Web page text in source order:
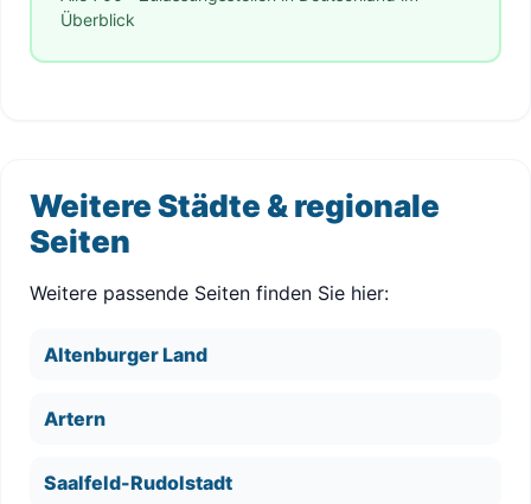
Überblick
Weitere Städte & regionale
Seiten
Weitere passende Seiten finden Sie hier:
Altenburger Land
Artern
Saalfeld-Rudolstadt